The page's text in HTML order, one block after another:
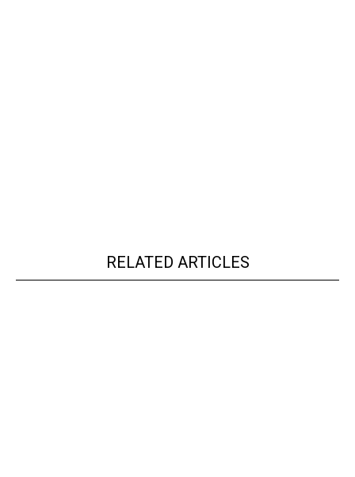
RELATED ARTICLES